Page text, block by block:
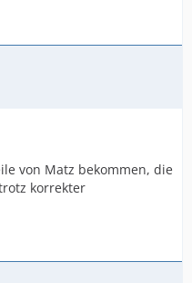
von Matz bekommen, die
korrekter